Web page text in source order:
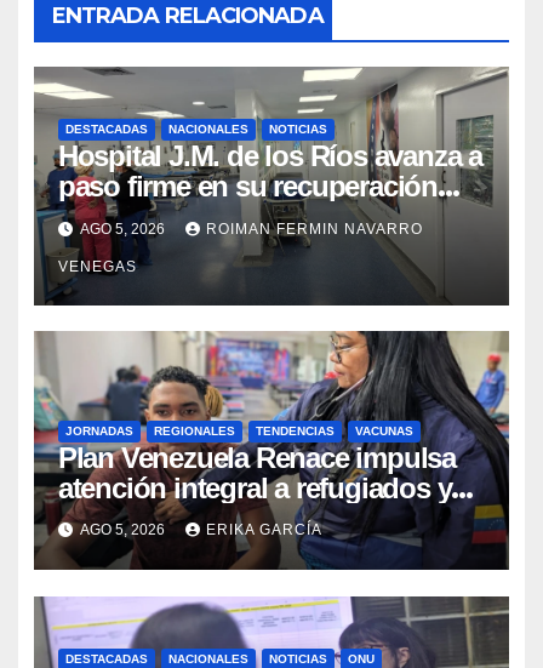
ENTRADA RELACIONADA
DESTACADAS NACIONALES NOTICIAS
Hospital J.M. de los Ríos avanza a
paso firme en su recuperación
tras los recientes eventos
sísmicos
AGO 5, 2026 ROIMAN FERMIN NAVARRO
VENEGAS
JORNADAS REGIONALES TENDENCIAS VACUNAS
​Plan Venezuela Renace impulsa
atención integral a refugiados y
evaluación de vacunación en
Aragua
AGO 5, 2026 ERIKA GARCÍA
DESTACADAS NACIONALES NOTICIAS ONU